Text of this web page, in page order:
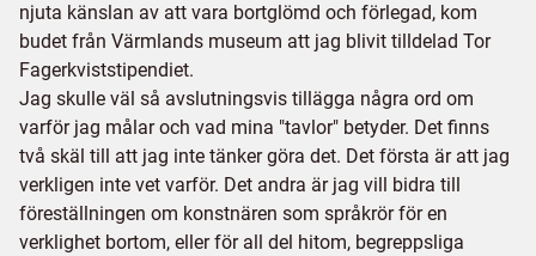
njuta känslan av att vara bortglömd och förlegad, kom
budet från Värmlands museum att jag blivit tilldelad Tor
Fagerkviststipendiet.
Jag skulle väl så avslutningsvis tillägga några ord om
varför jag målar och vad mina "tavlor" betyder. Det finns
två skäl till att jag inte tänker göra det. Det första är att jag
verkligen inte vet varför. Det andra är jag vill bidra till
föreställningen om konstnären som språkrör för en
verklighet bortom, eller för all del hitom, begreppsliga